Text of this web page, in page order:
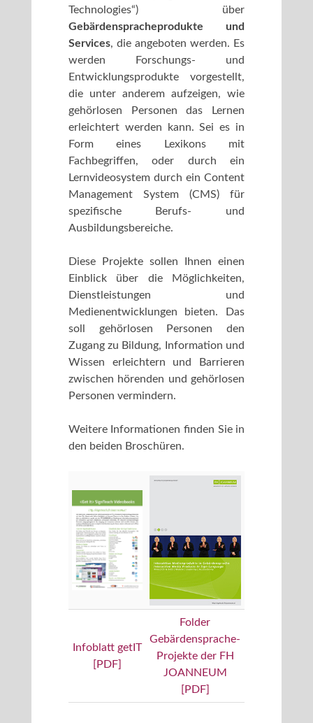
Technologies“) über
Gebärdenspracheprodukte und
Services, die angeboten werden. Es
werden Forschungs- und
Entwicklungsprodukte vorgestellt,
die unter anderem aufzeigen, wie
gehörlosen Personen das Lernen
erleichtert werden kann. Sei es in
Form eines Lexikons mit
Fachbegriffen, oder durch ein
Lernvideosystem durch ein Content
Management System (CMS) für
spezifische Berufs- und
Ausbildungsbereiche.
Diese Projekte sollen Ihnen einen
Einblick über die Möglichkeiten,
Dienstleistungen und
Medienentwicklungen bieten. Das
soll gehörlosen Personen den
Zugang zu Bildung, Information und
Wissen erleichtern und Barrieren
zwischen hörenden und gehörlosen
Personen vermindern.
Weitere Informationen finden Sie in
den beiden Broschüren.
Infoblatt getIT
[PDF]
Folder
Gebärdensprache-
Projekte der FH
JOANNEUM
[PDF]